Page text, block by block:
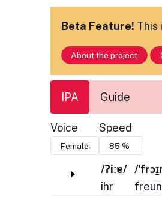
Beta Feature! This
About the project
IPA Guide
Voice Speed
/ʔiːɐ/
ihr
/